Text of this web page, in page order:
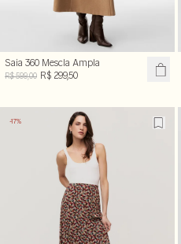
Saia 360 Mescla Ampla
R$ 599,00 R$ 299,50
-17%